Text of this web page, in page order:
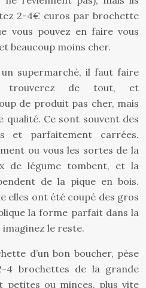
2-4€ euros par brochette
vous pouvez en faire vous
beaucoup moins cher.
supermarché, il faut faire
trouverez de tout, et
de produit pas cher, mais
qualité. Ce sont souvent des
et parfaitement carrées.
ou vous les sortes de la
de légume tombent, et la
de la pique en bois.
elles ont été coupé des gros
la forme parfait dans la
le reste.
d’un bon boucher, pèse
4 brochettes de la grande
petites ou minces, plus vite